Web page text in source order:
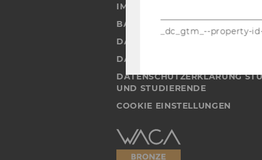
IMPRESSUM
DATENSCHUTZERKLÄRUNG
DATENSCHUTZERKLÄRUNG
DATENSCHUTZERKLÄRUNG
UND STUDIERENDE
COOKIE EINSTELLUNGEN
Barrierefreiheitserklärung
Webseite
_dc_gtm_--property-